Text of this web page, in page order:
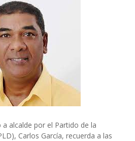
a alcalde por el Partido de la
Carlos García, recuerda a las